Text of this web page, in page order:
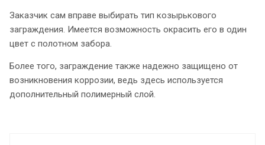
Заказчик сам вправе выбирать тип козырькового
заграждения. Имеется возможность окрасить его в один
цвет с полотном забора.
Более того, заграждение также надежно защищено от
возникновения коррозии, ведь здесь используется
дополнительный полимерный слой.